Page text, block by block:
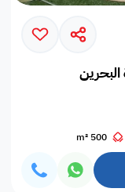
البحرين
500 m²